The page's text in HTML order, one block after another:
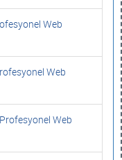
Web
Web
Web